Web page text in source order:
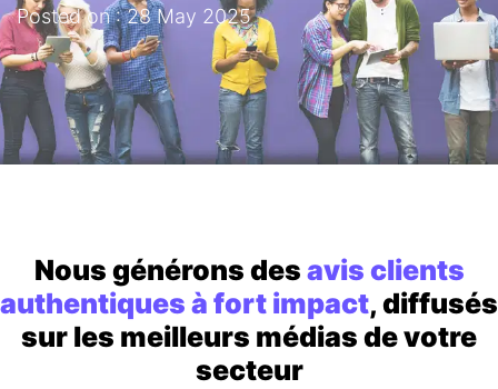
Posted on : 28 May 2025
Nous générons des avis clients
authentiques à fort impact, diffusés
sur les meilleurs médias de votre
secteur